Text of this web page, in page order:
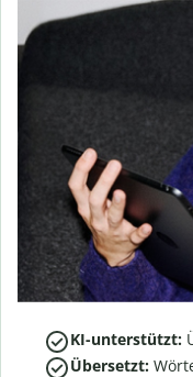
KI-unterstützt:
Übersetzt: